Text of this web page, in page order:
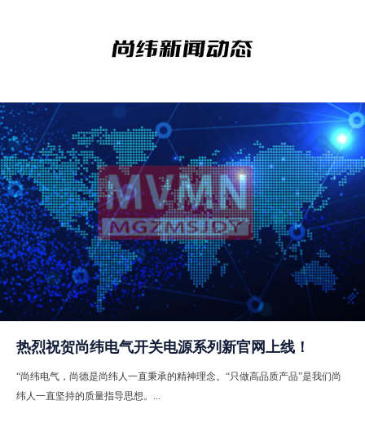
热烈祝贺尚纬电气开关电源系列新官网上线！
“尚纬电气，尚德是尚纬人一直秉承的精神理念。“只做高品质产品”是我们尚
纬人一直坚持的质量指导思想。...